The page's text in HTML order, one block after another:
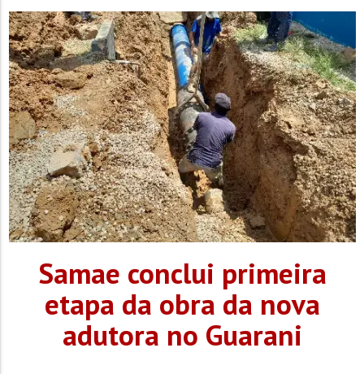
esposa da vítima e iniciaram buscas...
Samae conclui primeira
etapa da obra da nova
adutora no Guarani